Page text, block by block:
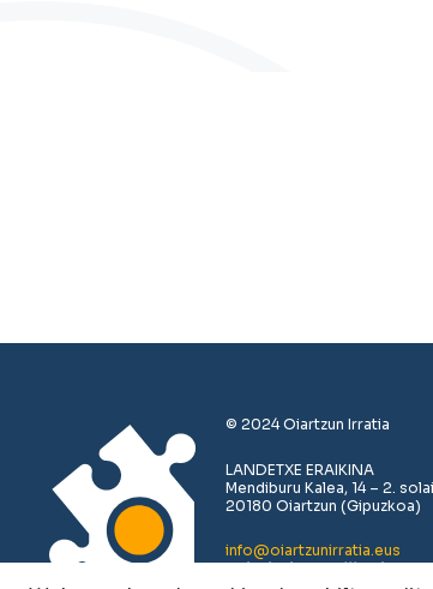
© 2024 Oiartzun Irratia
LANDETXE ERAIKINA
Mendiburu Kalea, 14 – 2.
20180 Oiartzun (Gipuzkoa)
info@oiartzunirratia.eus
+34 943 493 711 /// +34 683